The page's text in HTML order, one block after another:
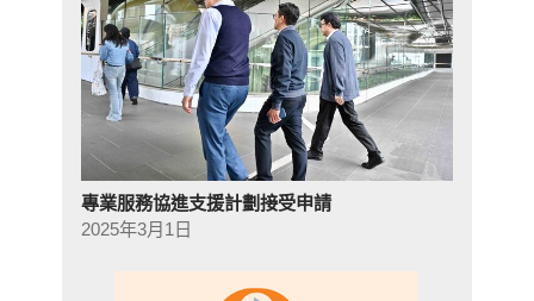
專業服務協進支援計劃接受申請
2025年3月1日